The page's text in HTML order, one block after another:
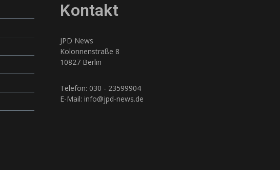
Kontakt
JPD News
Kolonnenstraße 8
10827 Berlin
Telefon: 030 - 23599904
E-Mail: info@jpd-news.de